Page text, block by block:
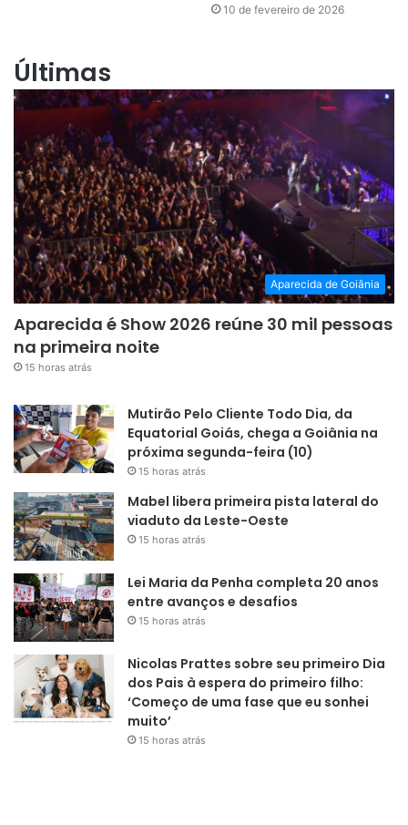
10 de fevereiro de 2026
Últimas
Aparecida de Goiânia
Aparecida é Show 2026 reúne 30 mil pessoas
na primeira noite
15 horas atrás
Mutirão Pelo Cliente Todo Dia, da
Equatorial Goiás, chega a Goiânia na
próxima segunda-feira (10)
15 horas atrás
Mabel libera primeira pista lateral do
viaduto da Leste-Oeste
15 horas atrás
Lei Maria da Penha completa 20 anos
entre avanços e desafios
15 horas atrás
Nicolas Prattes sobre seu primeiro Dia
dos Pais à espera do primeiro filho:
‘Começo de uma fase que eu sonhei
muito’
15 horas atrás